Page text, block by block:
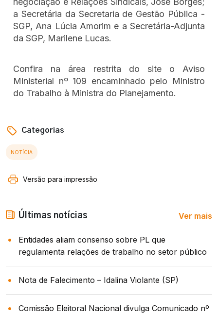
a Secretária da Secretaria de Gestão Pública -
SGP, Ana Lúcia Amorim e a Secretária-Adjunta
da SGP, Marilene Lucas.
Confira na área restrita do site o Aviso
Ministerial nº 109 encaminhado pelo Ministro
do Trabalho à Ministra do Planejamento.
Categorias
NOTÍCIA
Versão para impressão
Últimas notícias Ver mais
Entidades aliam consenso sobre PL que
regulamenta relações de trabalho no setor público
Nota de Falecimento – Idalina Violante (SP)
Comissão Eleitoral Nacional divulga Comunicado nº